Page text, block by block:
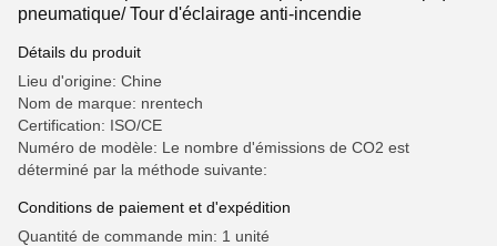
pneumatique/ Tour d'éclairage anti-incendie
Détails du produit
Lieu d'origine: Chine
Nom de marque: nrentech
Certification: ISO/CE
Numéro de modèle: Le nombre d'émissions de CO2 est
déterminé par la méthode suivante:
Conditions de paiement et d'expédition
Quantité de commande min: 1 unité